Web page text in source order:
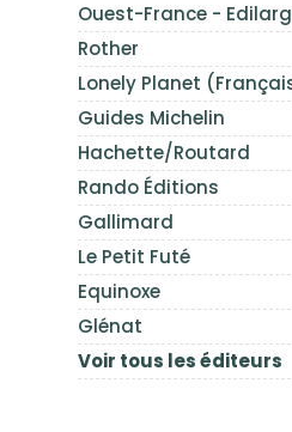
Ouest-France -
Rother
Lonely Planet
Guides Michelin
Hachette/Routard
Rando Éditions
Gallimard
Le Petit Futé
Equinoxe
Glénat
Voir tous les éditeurs